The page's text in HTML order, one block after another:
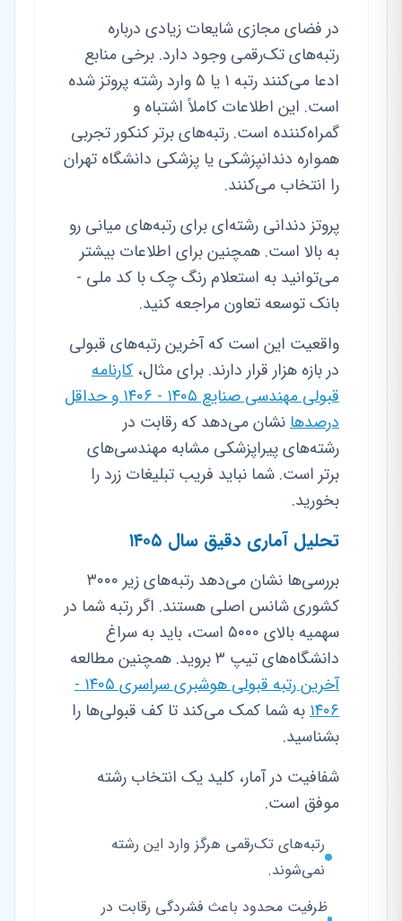
در فضای مجازی شایعات زیادی درباره
رتبه‌های تک‌رقمی وجود دارد. برخی منابع
ادعا می‌کنند رتبه ۱ یا ۵ وارد رشته پروتز شده
است. این اطلاعات کاملاً اشتباه و
گمراه‌کننده است. رتبه‌های برتر کنکور تجربی
همواره دندانپزشکی یا پزشکی دانشگاه تهران
را انتخاب می‌کنند.
پروتز دندانی رشته‌ای برای رتبه‌های میانی رو
به بالا است. همچنین برای اطلاعات بیشتر
می‌توانید به استعلام رنگ چک با کد ملی -
بانک توسعه تعاون مراجعه کنید.
واقعیت این است که آخرین رتبه‌های قبولی
در بازه هزار قرار دارند. برای مثال، کارنامه
قبولی مهندسی صنایع ۱۴۰۵ - ۱۴۰۶ و حداقل
درصدهانشان می‌دهد که رقابت در
رشته‌های پیراپزشکی مشابه مهندسی‌های
برتر است. شما نباید فریب تبلیغات زرد را
بخورید.
تحلیل آماری دقیق سال ۱۴۰۵
بررسی‌ها نشان می‌دهد رتبه‌های زیر ۳۰۰۰
کشوری شانس اصلی هستند. اگر رتبه شما در
سهمیه بالای ۵۰۰۰ است، باید به سراغ
دانشگاه‌های تیپ ۳ بروید. همچنین مطالعه
آخرین رتبه قبولی هوشبری سراسری ۱۴۰۵ -
۱۴۰۶به شما کمک می‌کند تا کف قبولی‌ها را
بشناسید.
شفافیت در آمار، کلید یک انتخاب رشته
موفق است.
رتبه‌های تک‌رقمی هرگز وارد این رشته
نمی‌شوند.
ظرفیت محدود باعث فشردگی رقابت در